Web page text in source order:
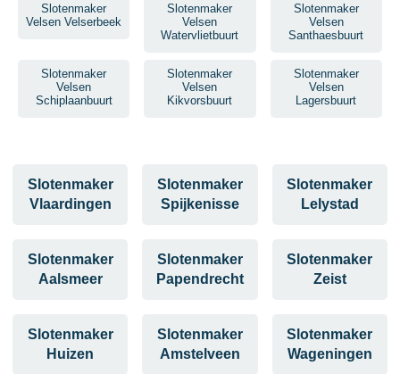
Slotenmaker
Velsen Velserbeek
Slotenmaker
Velsen
Watervlietbuurt
Slotenmaker
Velsen
Santhaesbuurt
Slotenmaker
Velsen
Schiplaanbuurt
Slotenmaker
Velsen
Kikvorsbuurt
Slotenmaker
Velsen
Lagersbuurt
Slotenmaker
Vlaardingen
Slotenmaker
Spijkenisse
Slotenmaker
Lelystad
Slotenmaker
Aalsmeer
Slotenmaker
Papendrecht
Slotenmaker
Zeist
Slotenmaker
Huizen
Slotenmaker
Amstelveen
Slotenmaker
Wageningen